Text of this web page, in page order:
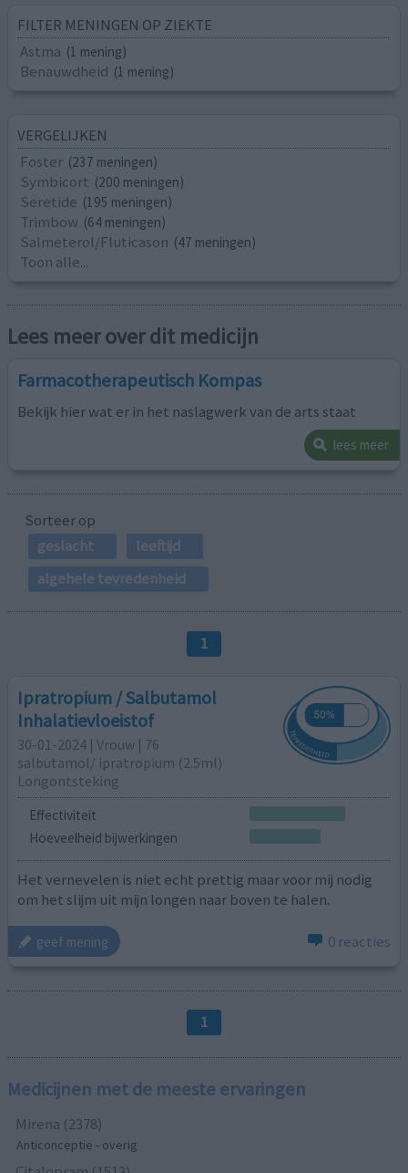
FILTER MENINGEN OP ZIEKTE
Astma (1 mening)
Benauwdheid (1 mening)
VERGELIJKEN
Foster (237 meningen)
Symbicort (200 meningen)
Seretide (195 meningen)
Trimbow (64 meningen)
Salmeterol/Fluticason (47 meningen)
Toon alle...
Lees meer over dit medicijn
Farmacotherapeutisch Kompas
Bekijk hier wat er in het naslagwerk van de arts staat
lees meer
Sorteer op
geslacht
leeftijd
algehele tevredenheid
1
Ipratropium / Salbutamol
Inhalatievloeistof
30-01-2024 | Vrouw | 76
salbutamol/ ipratropium (2.5ml)
Longontsteking
Effectiviteit
Hoeveelheid bijwerkingen
Het vernevelen is niet echt prettig maar voor mij nodig
om het slijm uit mijn longen naar boven te halen.
geef mening 0 reacties
1
Medicijnen met de meeste ervaringen
Mirena (2378)
Anticonceptie - overig